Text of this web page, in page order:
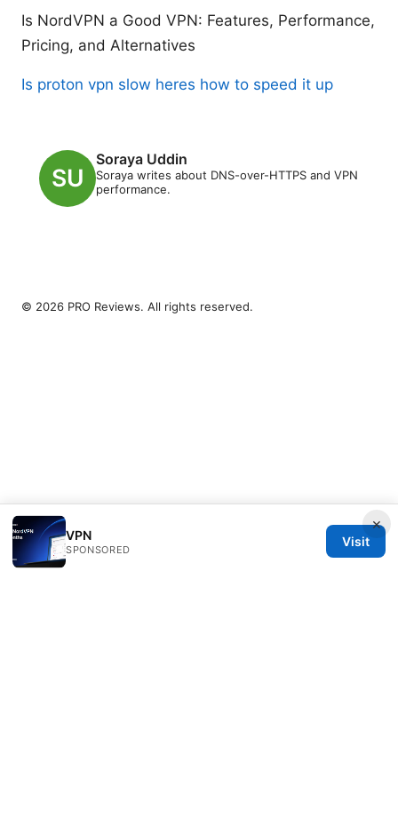
Is NordVPN a Good VPN: Features, Performance,
Pricing, and Alternatives
Is proton vpn slow heres how to speed it up
Soraya Uddin
Soraya writes about DNS-over-HTTPS and VPN
performance.
×
VPN
SPONSORED
Visit
© 2026 PRO Reviews. All rights reserved.